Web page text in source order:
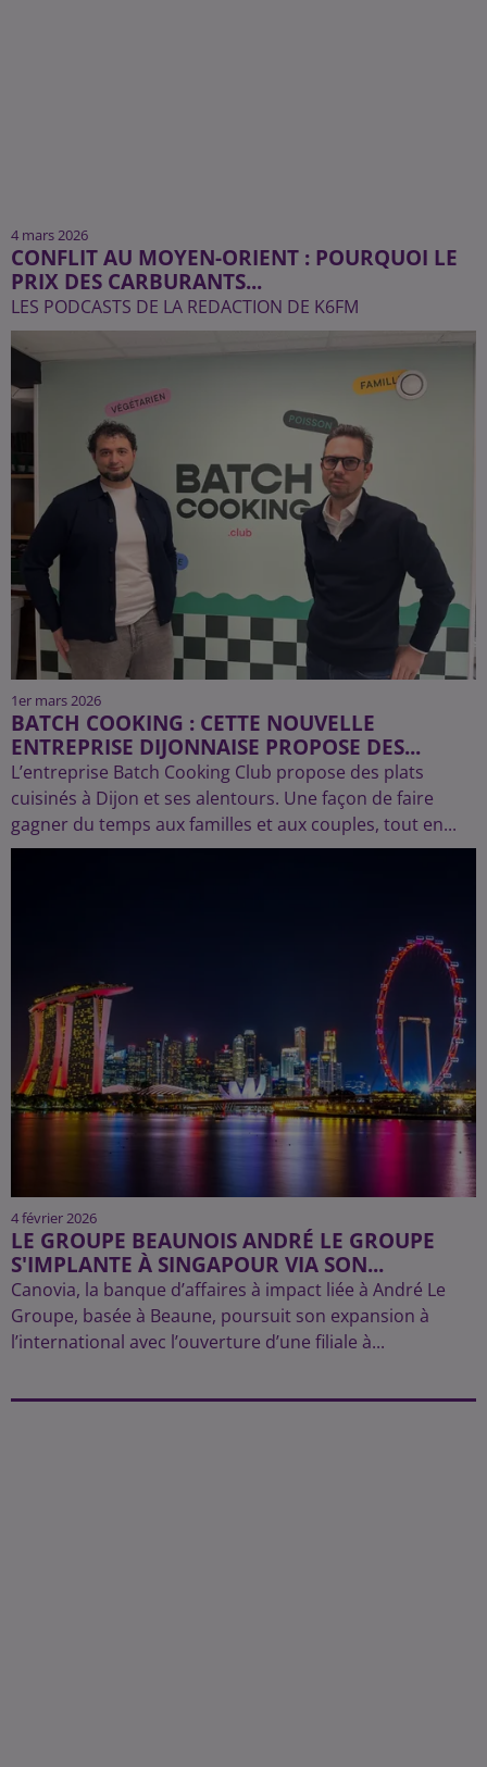
4 mars 2026
CONFLIT AU MOYEN-ORIENT : POURQUOI LE
PRIX DES CARBURANTS...
LES PODCASTS DE LA REDACTION DE K6FM
1er mars 2026
BATCH COOKING : CETTE NOUVELLE
ENTREPRISE DIJONNAISE PROPOSE DES...
L’entreprise Batch Cooking Club propose des plats
cuisinés à Dijon et ses alentours. Une façon de faire
gagner du temps aux familles et aux couples, tout en...
4 février 2026
LE GROUPE BEAUNOIS ANDRÉ LE GROUPE
S'IMPLANTE À SINGAPOUR VIA SON...
Canovia, la banque d’affaires à impact liée à André Le
Groupe, basée à Beaune, poursuit son expansion à
l’international avec l’ouverture d’une filiale à...